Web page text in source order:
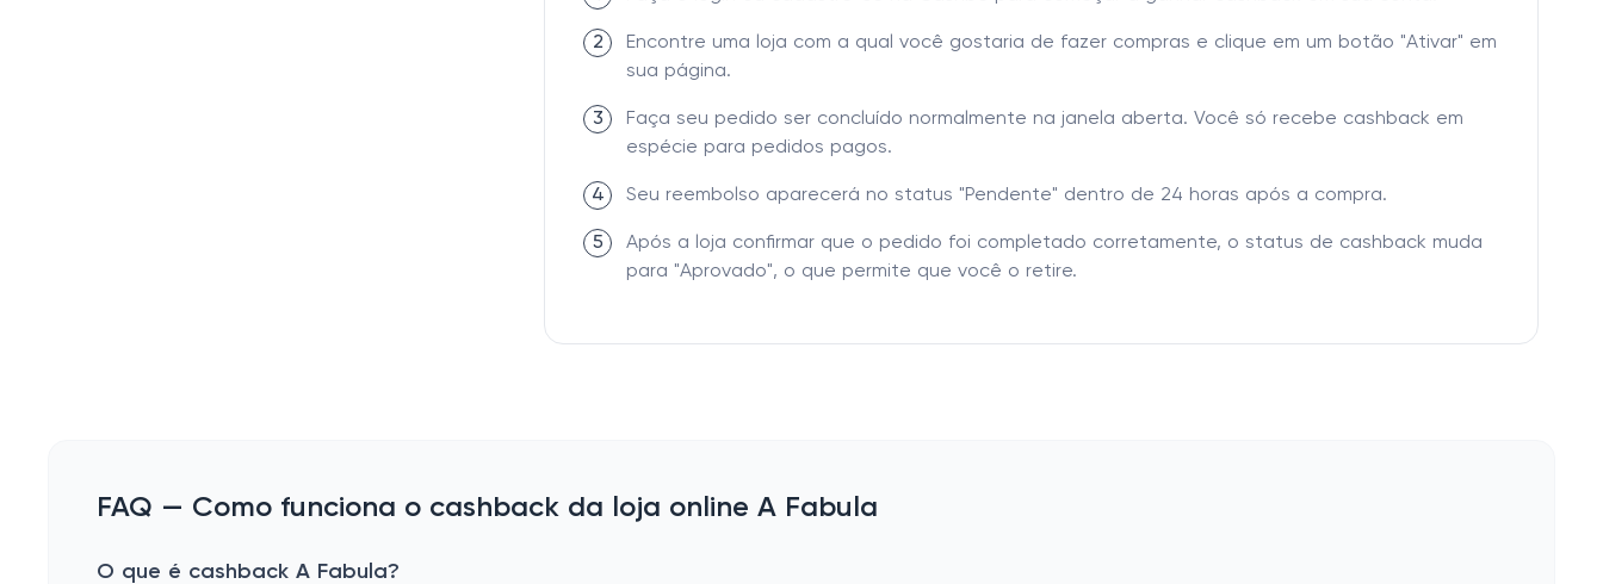
2
Encontre uma loja com a qual você gostaria de fazer compras e clique em um botão "Ativar" em
sua página.
3
Faça seu pedido ser concluído normalmente na janela aberta. Você só recebe cashback em
espécie para pedidos pagos.
4 Seu reembolso aparecerá no status "Pendente" dentro de 24 horas após a compra.
5
Após a loja confirmar que o pedido foi completado corretamente, o status de cashback muda
para "Aprovado", o que permite que você o retire.
FAQ — Como funciona o cashback da loja online A Fabula
O que é cashback A Fabula?